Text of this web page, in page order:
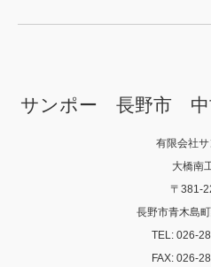
サンポー 長野市 中
有限会社
大橋南
〒381-
長野市青木島
TEL: 026-
FAX: 026-